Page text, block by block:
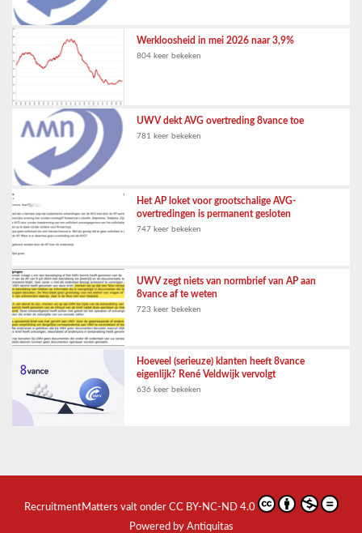
Werkloosheid in mei 2026 naar 3,9%
804 keer bekeken
UWV dekt AVG overtreding 8vance toe
781 keer bekeken
Het AP loket voor grootschalige AVG-
overtredingen is permanent gesloten
747 keer bekeken
UWV zegt niets van normbrief van AP aan
8vance af te weten
723 keer bekeken
Hoeveel (serieuze) klanten heeft 8vance
eigenlijk? René Veldwijk vervolgt
636 keer bekeken
RecruitmentMatters valt onder CC BY-NC-ND 4.0
Powered by Antiquitas